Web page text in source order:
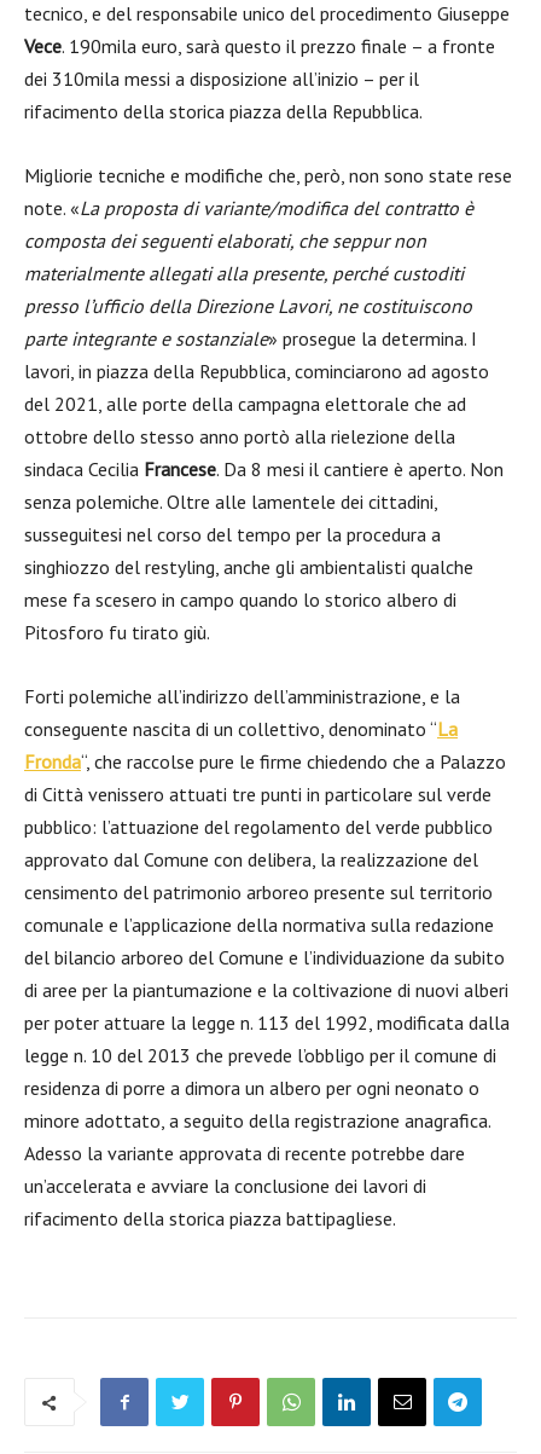
tecnico, e del responsabile unico del procedimento Giuseppe
Vece. 190mila euro, sarà questo il prezzo finale – a fronte
dei 310mila messi a disposizione all’inizio – per il
rifacimento della storica piazza della Repubblica.
Migliorie tecniche e modifiche che, però, non sono state rese
note. «La proposta di variante/modifica del contratto è
composta dei seguenti elaborati, che seppur non
materialmente allegati alla presente, perché custoditi
presso l’ufficio della Direzione Lavori, ne costituiscono
parte integrante e sostanziale» prosegue la determina. I
lavori, in piazza della Repubblica, cominciarono ad agosto
del 2021, alle porte della campagna elettorale che ad
ottobre dello stesso anno portò alla rielezione della
sindaca Cecilia Francese. Da 8 mesi il cantiere è aperto. Non
senza polemiche. Oltre alle lamentele dei cittadini,
susseguitesi nel corso del tempo per la procedura a
singhiozzo del restyling, anche gli ambientalisti qualche
mese fa scesero in campo quando lo storico albero di
Pitosforo fu tirato giù.
Forti polemiche all’indirizzo dell’amministrazione, e la
conseguente nascita di un collettivo, denominato “La
Fronda“, che raccolse pure le firme chiedendo che a Palazzo
di Città venissero attuati tre punti in particolare sul verde
pubblico: l’attuazione del regolamento del verde pubblico
approvato dal Comune con delibera, la realizzazione del
censimento del patrimonio arboreo presente sul territorio
comunale e l’applicazione della normativa sulla redazione
del bilancio arboreo del Comune e l’individuazione da subito
di aree per la piantumazione e la coltivazione di nuovi alberi
per poter attuare la legge n. 113 del 1992, modificata dalla
legge n. 10 del 2013 che prevede l’obbligo per il comune di
residenza di porre a dimora un albero per ogni neonato o
minore adottato, a seguito della registrazione anagrafica.
Adesso la variante approvata di recente potrebbe dare
un’accelerata e avviare la conclusione dei lavori di
rifacimento della storica piazza battipagliese.